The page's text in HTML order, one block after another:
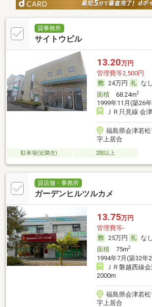
貸事務所
サイトウビル
13.20万円
管理費等2,500円
24万円
なし
面積68.24m2
1999年11月(築26
ＪＲ只見線 会
福島県会津若
字上居合
駐車場(近隣含) 2階以上
貸店舗・事務所
ガーデンヒルツルカメ
13.75万円
管理費等-
25万円
なし
面積75m2
1994年7月(築32年
ＪＲ磐越西線
2000m
福島県会津若
字上居合